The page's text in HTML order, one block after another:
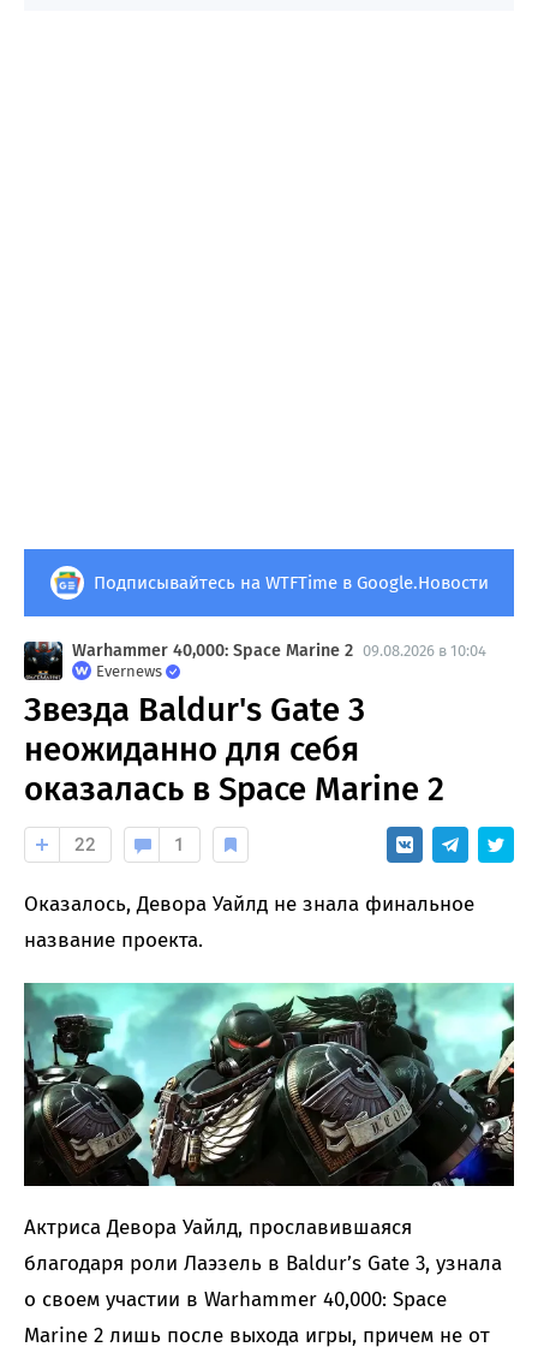
Подписывайтесь на WTFTime в Google.Новости
Warhammer 40,000: Space Marine 2 09.08.2026 в 10:04
Evernews
Звезда Baldur's Gate 3
неожиданно для себя
оказалась в Space Marine 2
22 1
Оказалось, Девора Уайлд не знала финальное
название проекта.
Актриса Девора Уайлд, прославившаяся
благодаря роли Лаэзель в Baldur’s Gate 3, узнала
о своем участии в Warhammer 40,000: Space
Marine 2 лишь после выхода игры, причем не от